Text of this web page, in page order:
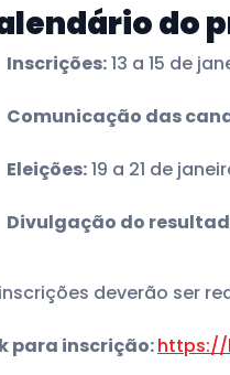
do
Inscrições:13 a 15 de
Comunicação das
Eleições:19 a 21 de
Divulgação do
deverão ser
para inscrição:https://